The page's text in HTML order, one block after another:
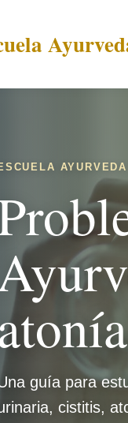
guía para
cistitis,